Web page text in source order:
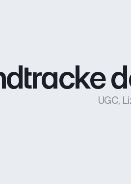
UGC,